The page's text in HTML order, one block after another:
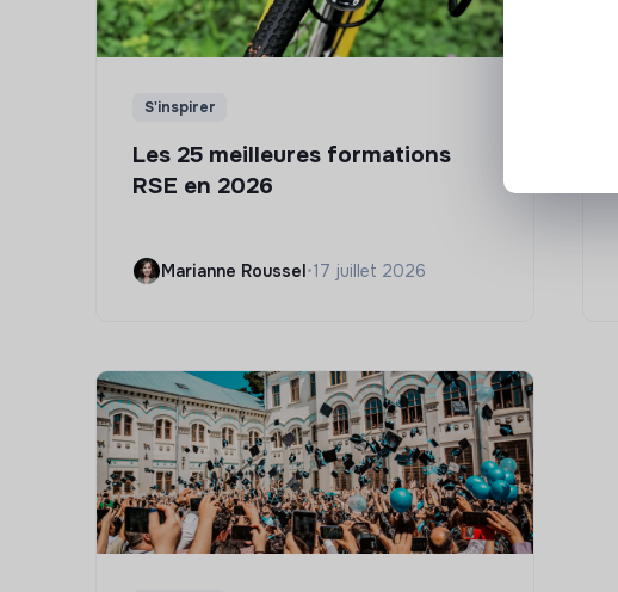
S'inspirer
Les 25 meilleures formations
RSE en 2026
Marianne Roussel•17 juillet 2026